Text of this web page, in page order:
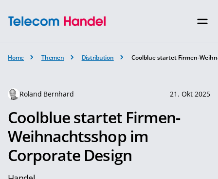
Home Themen Distribution Coolblue startet Firmen-
Roland Bernhard 21. Okt 2025
Coolblue startet Firmen-
Weihnachtsshop im
Corporate Design